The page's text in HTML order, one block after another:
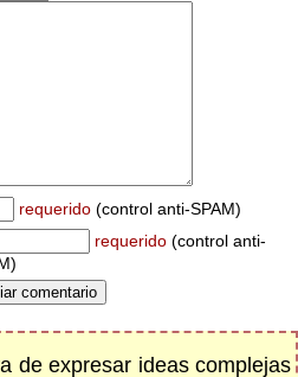
requerido (control anti-SPAM)
requerido (control anti-
de expresar ideas complejas